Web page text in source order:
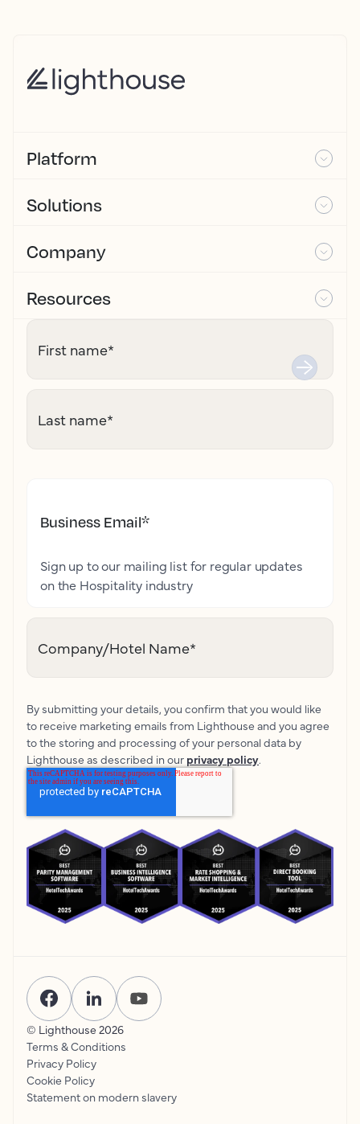
Platform
Solutions
Company
Resources
First name*
Last name*
Business Email*
Sign up to our mailing list for regular updates
on the Hospitality industry
Company/Hotel Name*
By submitting your details, you confirm that you would like
to receive marketing emails from Lighthouse and you agree
to the storing and processing of your personal data by
Lighthouse as described in our privacy policy.
© Lighthouse 2026
Terms & Conditions
Privacy Policy
Cookie Policy
Statement on modern slavery